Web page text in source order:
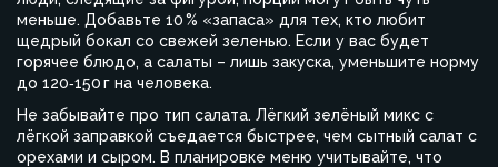
меньше. Добавьте 10 % «запаса» для тех, кто любит
щедрый бокал со свежей зеленью. Если у вас будет
горячее блюдо, а салаты – лишь закуска, уменьшите норму
до 120‑150 г на человека.
Не забывайте про тип салата. Лёгкий зелёный микс с
лёгкой заправкой съедается быстрее, чем сытный салат с
орехами и сыром. В планировке меню учитывайте, что